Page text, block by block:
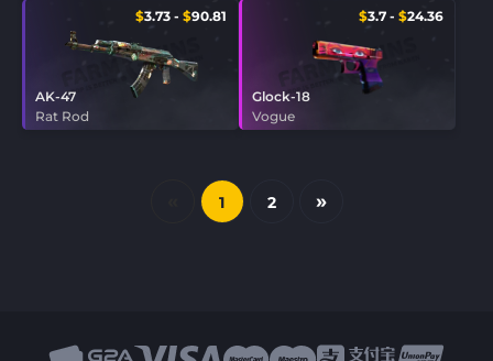
$3.73 - $90.81
AK-47
Rat Rod
$3.7 - $24.36
Glock-18
Vogue
1 2 »